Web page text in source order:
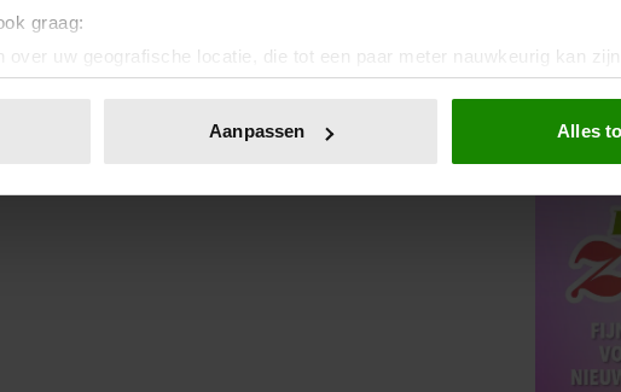
graag:
over uw geografische locatie, die tot een paar meter nauwkeurig kan zijn
door het actief te scannen op specifieke eigenschappen
of intrekken in de Cookieverklaring.
Ook delen we informatie over uw gebruik van onze site met onze
Deze partners kunnen deze gegevens combineren met andere
op basis van uw gebruik van hun services. U gaat akkoord met
Aanpassen Alles